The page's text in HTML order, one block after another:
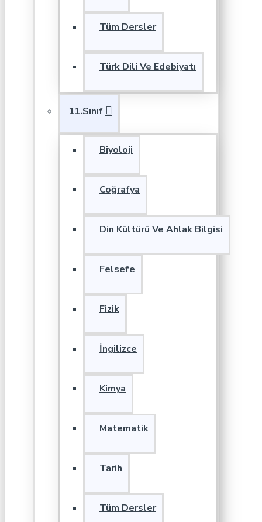
Tüm Dersler
Türk Dili Ve Edebiyatı
11.Sınıf
Biyoloji
Coğrafya
Din Kültürü Ve Ahlak Bilgisi
Felsefe
Fizik
İngilizce
Kimya
Matematik
Tarih
Tüm Dersler